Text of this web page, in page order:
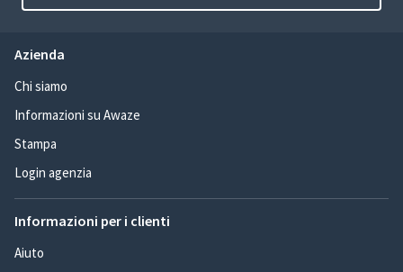
Azienda
Chi siamo
Informazioni su Awaze
Stampa
Login agenzia
Informazioni per i clienti
Aiuto